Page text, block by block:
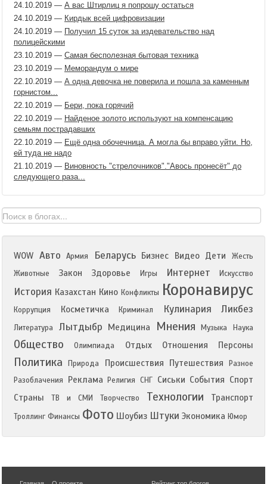
24.10.2019 — А вас Штирлиц я попрошу остаться
24.10.2019 — Кирдык всей цифровизации
24.10.2019 — Получил 15 суток за издевательство над
полицейскими
23.10.2019 — Самая бесполезная бытовая техника
23.10.2019 — Меморандум о мире
22.10.2019 — А одна девочка не поверила и пошла за каменным
горнистом...
22.10.2019 — Бери, пока горячий
22.10.2019 — Найденое золото используют на компенсацию
семьям пострадавших
22.10.2019 — Ещё одна обочечница. А могла бы вправо уйти. Но,
ей туда не надо
21.10.2019 — Виновность "стрелочников"."Авось пронесёт" до
следующего раза...
WOW Авто Армия Беларусь Бизнес Видео Дети
Жесть
Животные
Закон Здоровье Игры Интернет Искусство
История Казахстан Кино Конфликты Коронавирус
Коррупция Косметичка Криминал Кулинария Ликбез
Литература Лытдыбр Медицина Мнения Музыка Наука
Общество Олимпиада Отдых Отношения Персоны
Политика Природа Происшествия Путешествия
Разное
Разоблачения
Реклама Религия СНГ Сиськи События Спорт
Страны
ТВ и СМИ Творчество Технологии Транспорт
Троллинг Финансы Фото Шоубиз Штуки Экономика Юмор